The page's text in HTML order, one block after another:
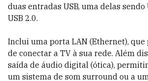
duas entradas USB, uma delas sendo
USB 2.0.
Inclui uma porta LAN (Ethernet), que
de conectar a TV à sua rede. Além
saída de áudio digital (ótica),
um sistema de som surround ou a